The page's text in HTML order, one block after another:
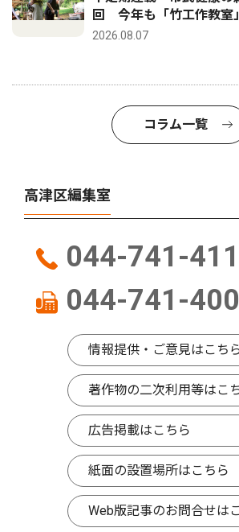
回 今年も「竹工作教室
2026.08.07
コラム一覧
高津区編集室
044-741-
044-741-
情報提供・ご意見はこち
著作物の二次利用等はこ
広告掲載はこちら
紙面の設置場所はこちら
Web版記事のお問合せは